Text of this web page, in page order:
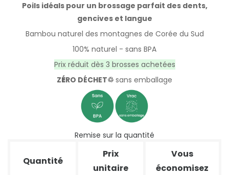
Poils idéals pour un brossage parfait des dents,
gencives et langue
Bambou naturel des montagnes de Corée du Sud
100% naturel - sans BPA
Prix réduit dès 3 brosses achetées
ZÉRO DÉCHET♲ sans emballage
Remise sur la quantité
Quantité
Prix
unitaire
Vous
économisez